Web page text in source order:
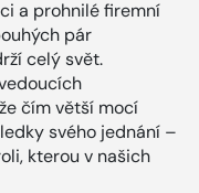
a prohnilé firemní
pár
celý svět.
čím větší mocí
svého jednání –
kterou v našich